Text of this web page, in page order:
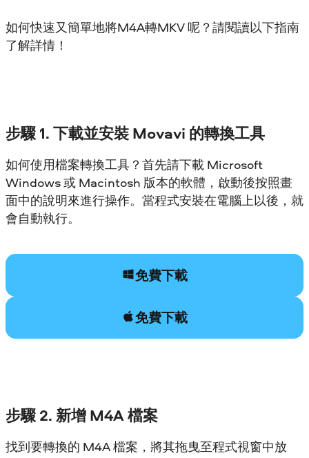
如何快速又簡單地將M4A轉MKV 呢？請閱讀以下指南
了解詳情！
步驟 1. 下載並安裝 Movavi 的轉換工具
如何使用檔案轉換工具？首先請下載 Microsoft
Windows 或 Macintosh 版本的軟體，啟動後按照畫
面中的說明來進行操作。當程式安裝在電腦上以後，就
會自動執行。
免費下載
免費下載
步驟 2. 新增 M4A 檔案
找到要轉換的 M4A 檔案，將其拖曳至程式視窗中放